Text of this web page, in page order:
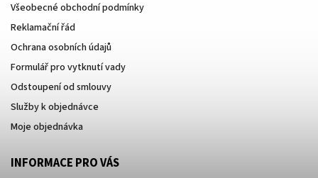
Všeobecné obchodní podmínky
Reklamační řád
Ochrana osobních údajů
Formulář pro vytknutí vady
Odstoupení od smlouvy
Služby k objednávce
Moje objednávka
INFORMACE PRO VÁS